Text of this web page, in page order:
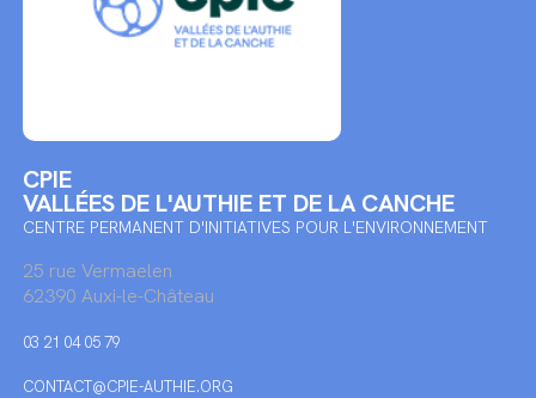
CPIE
VALLÉES DE L'AUTHIE ET DE LA CANCHE
CENTRE PERMANENT D'INITIATIVES POUR L'ENVIRONNEMENT
25 rue Vermaelen
62390 Auxi-le-Château
03 21 04 05 79
CONTACT@CPIE-AUTHIE.ORG